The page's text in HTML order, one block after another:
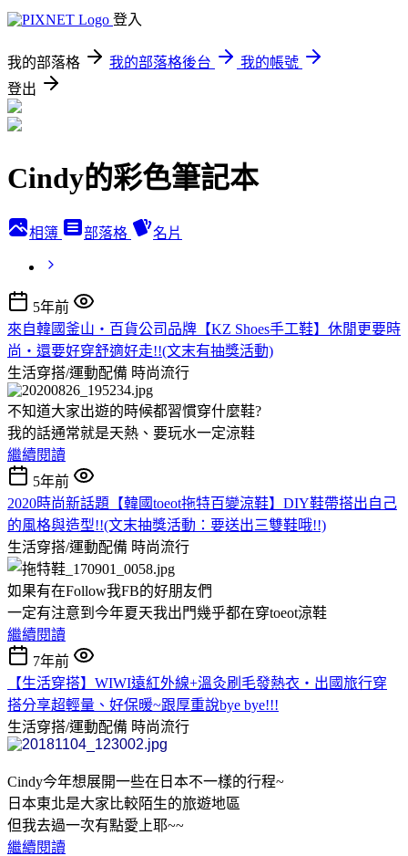
登入
我的部落格 我的部落格後台
我的帳號
登出
Cindy的彩色筆記本
相簿 部落格 名片
5年前
來自韓國釜山‧百貨公司品牌【KZ Shoes手工鞋】休閒更要時
尚‧還要好穿舒適好走!!(文末有抽獎活動)
生活穿搭/運動配備 時尚流行
不知道大家出遊的時候都習慣穿什麼鞋?
我的話通常就是天熱、要玩水一定涼鞋
繼續閱讀
5年前
2020時尚新話題【韓國toeot拖特百變涼鞋】DIY鞋帶搭出自己
的風格與造型!!(文末抽獎活動：要送出三雙鞋哦!!)
生活穿搭/運動配備 時尚流行
如果有在Follow我FB的好朋友們
一定有注意到今年夏天我出門幾乎都在穿toeot涼鞋
繼續閱讀
7年前
【生活穿搭】WIWI遠紅外線+溫灸刷毛發熱衣‧出國旅行穿
搭分享超輕量、好保暖~跟厚重說bye bye!!!
生活穿搭/運動配備 時尚流行
Cindy今年想展開一些在日本不一樣的行程~
日本東北是大家比較陌生的旅遊地區
但我去過一次有點愛上耶~~
繼續閱讀